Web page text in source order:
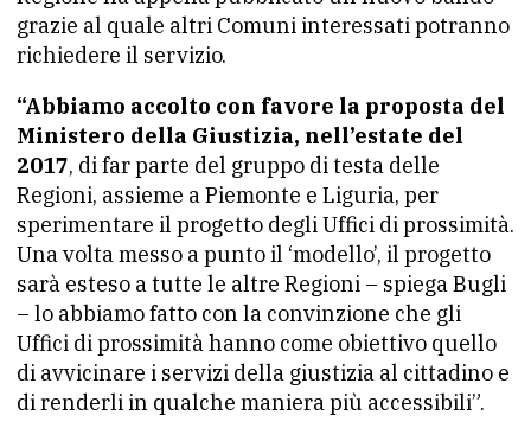
grazie al quale altri Comuni interessati potranno
richiedere il servizio.
“Abbiamo accolto con favore la proposta del
Ministero della Giustizia, nell’estate del
2017, di far parte del gruppo di testa delle
Regioni, assieme a Piemonte e Liguria, per
sperimentare il progetto degli Uffici di prossimità.
Una volta messo a punto il ‘modello’, il progetto
sarà esteso a tutte le altre Regioni – spiega Bugli
– lo abbiamo fatto con la convinzione che gli
Uffici di prossimità hanno come obiettivo quello
di avvicinare i servizi della giustizia al cittadino e
di renderli in qualche maniera più accessibili”.